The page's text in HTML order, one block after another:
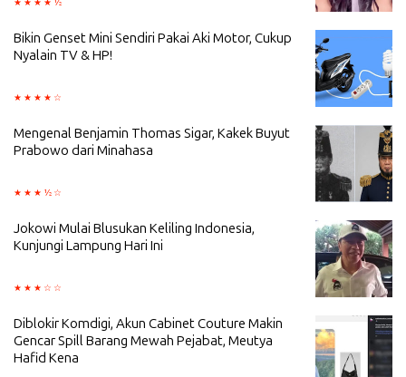
Bikin Genset Mini Sendiri Pakai Aki Motor, Cukup
Nyalain TV & HP!
Mengenal Benjamin Thomas Sigar, Kakek Buyut
Prabowo dari Minahasa
Jokowi Mulai Blusukan Keliling Indonesia,
Kunjungi Lampung Hari Ini
Diblokir Komdigi, Akun Cabinet Couture Makin
Gencar Spill Barang Mewah Pejabat, Meutya
Hafid Kena